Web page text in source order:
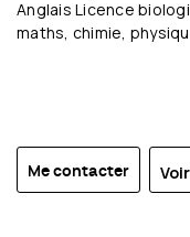
Anglais Licence
maths, chimie,
Me contacter